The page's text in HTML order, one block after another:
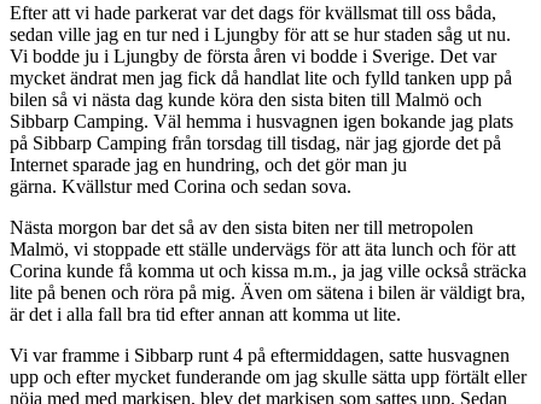
Efter att vi hade parkerat var det dags för kvällsmat till oss båda,
sedan ville jag en tur ned i Ljungby för att se hur staden såg ut nu.
Vi bodde ju i Ljungby de första åren vi bodde i Sverige. Det var
mycket ändrat men jag fick då handlat lite och fylld tanken upp på
bilen så vi nästa dag kunde köra den sista biten till Malmö och
Sibbarp Camping. Väl hemma i husvagnen igen bokande jag plats
på Sibbarp Camping från torsdag till tisdag, när jag gjorde det på
Internet sparade jag en hundring, och det gör man ju
gärna. Kvällstur med Corina och sedan sova.
Nästa morgon bar det så av den sista biten ner till metropolen
Malmö, vi stoppade ett ställe undervägs för att äta lunch och för att
Corina kunde få komma ut och kissa m.m., ja jag ville också sträcka
lite på benen och röra på mig. Även om sätena i bilen är väldigt bra,
är det i alla fall bra tid efter annan att komma ut lite.
Vi var framme i Sibbarp runt 4 på eftermiddagen, satte husvagnen
upp och efter mycket funderande om jag skulle sätta upp förtält eller
nöja med med markisen, blev det markisen som sattes upp. Sedan